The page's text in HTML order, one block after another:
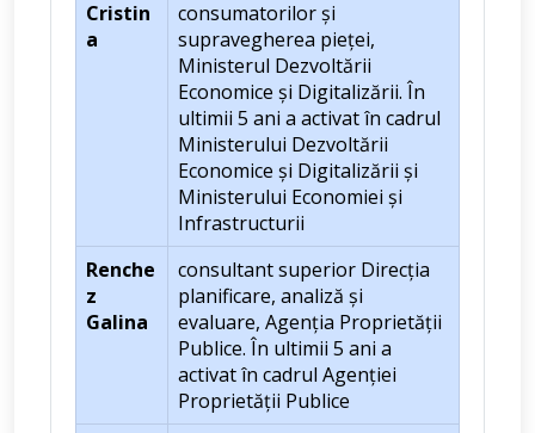
Cristin
a
consumatorilor și
supravegherea pieței,
Ministerul Dezvoltării
Economice și Digitalizării. În
ultimii 5 ani a activat în cadrul
Ministerului Dezvoltării
Economice și Digitalizării și
Ministerului Economiei și
Infrastructurii
Renche
z
Galina
consultant superior Direcția
planificare, analiză și
evaluare, Agenția Proprietății
Publice. În ultimii 5 ani a
activat în cadrul Agenției
Proprietății Publice